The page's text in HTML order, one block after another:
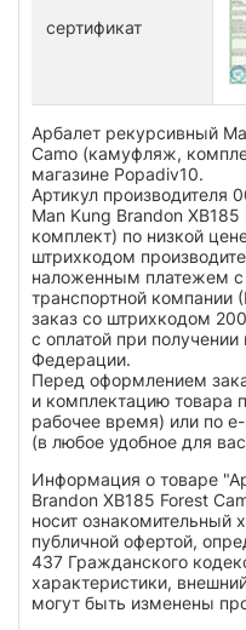
сертификат
Арбалет рекурсивный
Camo (камуфляж,
магазине Popadiv10.
Артикул производителя
Man Kung Brandon
комплект) по низкой
штрихкодом
наложенным платежем с
транспортной
заказ со штрихкодом
с оплатой при
Федерации.
Перед оформлением
и комплектацию товара
рабочее время) или по
(в любое удобное для
Информация о товаре
Brandon XB185 Forest
носит ознакомительный
публичной офертой,
437 Гражданского
характеристики,
могут быть изменены